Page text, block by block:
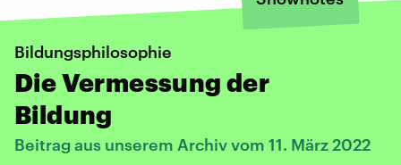
Bildungsphilosophie
Die Vermessung der
Bildung
Beitrag aus unserem Archiv vom 11. März 2022